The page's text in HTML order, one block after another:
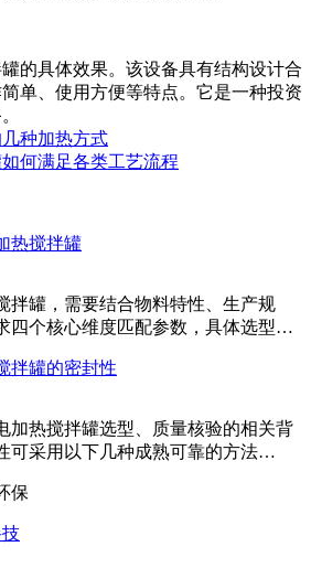
的具体效果。该设备具有结构设计合
单、使用方便等特点。它是一种投资
种加热方式
何满足各类工艺流程
热搅拌罐
拌罐，需要结合物料特性、生产规
四个核心维度匹配参数，具体选型…
拌罐的密封性
加热搅拌罐选型、质量核验的相关背
可采用以下几种成熟可靠的方法…
保